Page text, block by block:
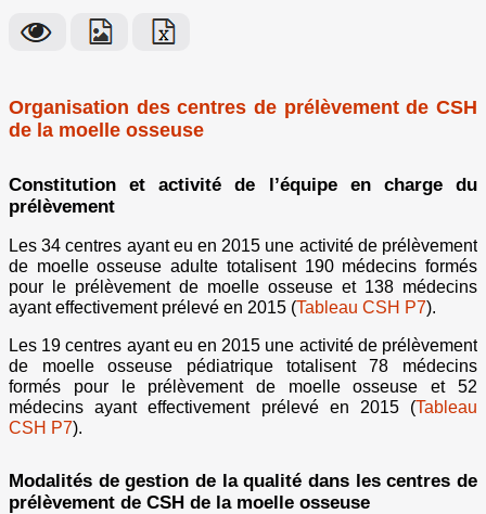
Organisation des centres de prélèvement de CSH
de la moelle osseuse
Constitution et activité de l’équipe en charge du
prélèvement
Les 34 centres ayant eu en 2015 une activité de prélèvement
de moelle osseuse adulte totalisent 190 médecins formés
pour le prélèvement de moelle osseuse et 138 médecins
ayant effectivement prélevé en 2015 (Tableau CSH P7).
Les 19 centres ayant eu en 2015 une activité de prélèvement
de moelle osseuse pédiatrique totalisent 78 médecins
formés pour le prélèvement de moelle osseuse et 52
médecins ayant effectivement prélevé en 2015 (Tableau
CSH P7).
Modalités de gestion de la qualité dans les centres de
prélèvement de CSH de la moelle osseuse